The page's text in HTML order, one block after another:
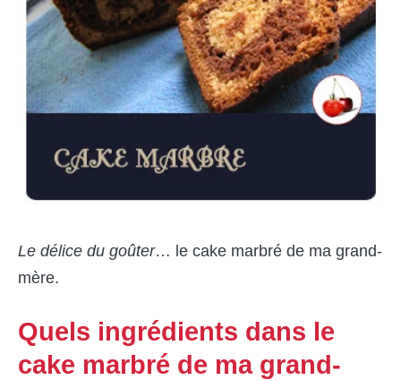
Le délice du goûter… le cake marbré de ma grand-
mère.
Quels ingrédients dans le
cake marbré de ma grand-